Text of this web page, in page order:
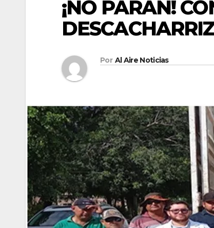
¡NO PARAN!
Por Al Aire Noticias